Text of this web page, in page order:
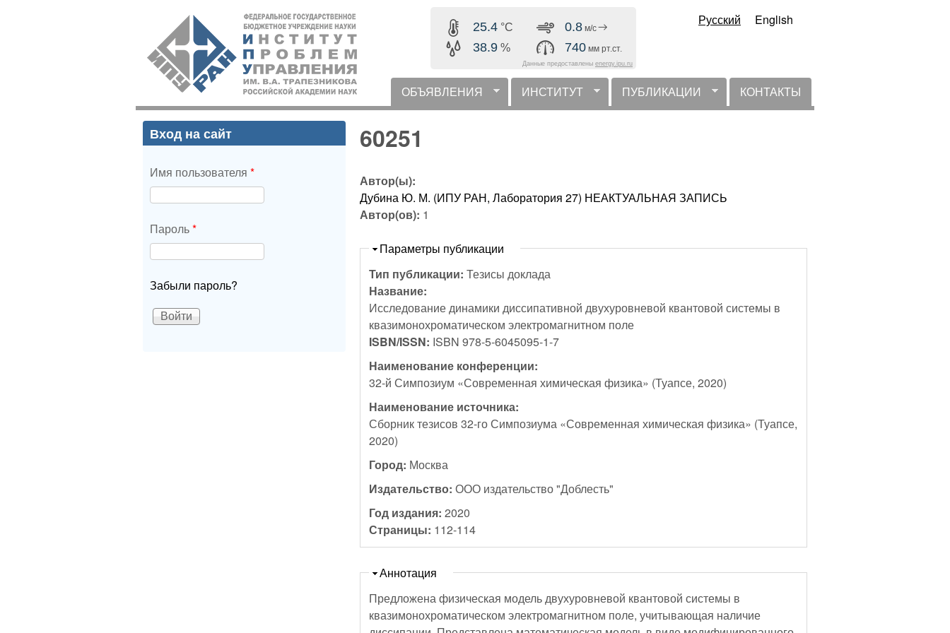
содержанию
ИПУ
РАН
25.4 °C
38.9 %
0.8 м/с
740 мм рт.ст.
Данные предоставлены energy.ipu.ru
Русский English
горизонтальное меню
ОБЪЯВЛЕНИЯ ИНСТИТУТ ПУБЛИКАЦИИ КОНТАКТЫ
60251
Автор(ы):
Дубина Ю. М. (ИПУ РАН, Лаборатория 27) НЕАКТУАЛЬНАЯ ЗАПИСЬ
Автор(ов): 1
Скрыть
Параметры публикации
Тип публикации:Тезисы доклада
Название:
Исследование динамики диссипативной двухуровневой квантовой системы в
квазимонохроматическом электромагнитном поле
ISBN/ISSN: ISBN 978-5-6045095-1-7
Наименование конференции:
32-й Симпозиум «Современная химическая физика» (Туапсе, 2020)
Наименование источника:
Сборник тезисов 32-го Симпозиума «Современная химическая физика» (Туапсе,
2020)
Город: Москва
Издательство:ООО издательство "Доблесть"
Год издания:2020
Страницы: 112-114
Скрыть
Аннотация
Предложена физическая модель двухуровневой квантовой системы в
квазимонохроматическом электромагнитном поле, учитывающая наличие
Вход на сайт
Имя пользователя *
Пароль*
Забыли пароль?